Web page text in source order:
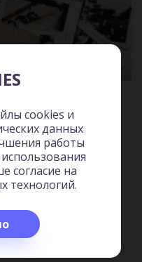
cookies и
данных
работы
согласие на
технологий.